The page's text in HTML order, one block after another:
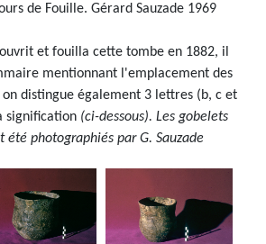
de Fouille. Gérard Sauzade 1969
et fouilla cette tombe en 1882, il
mentionnant l'emplacement des
on distingue également 3 lettres (b, c et
signification (ci-dessous). Les gobelets
été photographiés par G. Sauzade